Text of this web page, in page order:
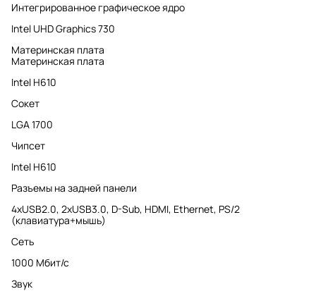
Интегрированное графическое ядро
Intel UHD Graphics 730
Материнская плата
Материнская плата
Intel H610
Сокет
LGA 1700
Чипсет
Intel H610
Разъемы на задней панели
4xUSB2.0, 2хUSB3.0, D-Sub, HDMI, Ethernet, PS/2
(клавиатура+мышь)
Сеть
1000 Мбит/с
Звук